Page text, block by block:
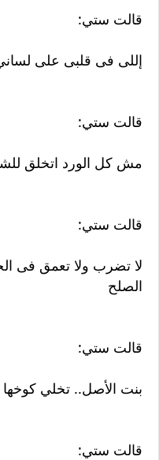
قالت ستي:
إللى فى قلبى على
قالت ستي:
مش كل الورد اتخلق
قالت ستي:
لا تضرب ولا تعمق فى
الصلح
قالت ستي:
بنت الأصل.. تخلي
قالت ستي: